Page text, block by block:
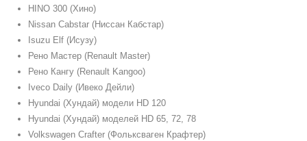
HINO 300 (Хино)
Nissan Cabstar (Ниссан Кабстар)
Isuzu Elf (Исузу)
Рено Мастер (Renault Master)
Рено Кангу (Renault Kangoo)
Iveco Daily (Ивеко Дейли)
Hyundai (Хундай) модели HD 120
Hyundai (Хундай) моделей HD 65, 72, 78
Volkswagen Crafter (Фольксваген Крафтер)